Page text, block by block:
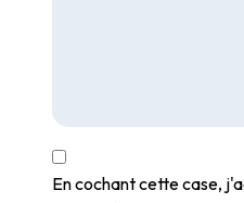
En cochant cette case,